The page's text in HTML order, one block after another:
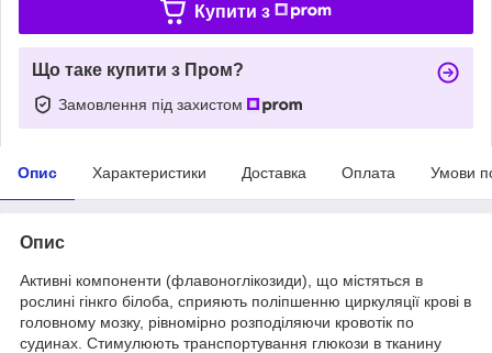
Купити з
Що таке купити з Пром?
Замовлення під захистом
Опис Характеристики Доставка Оплата Умови
Опис
Активні компоненти (флавоноглікозиди), що містяться в
рослині гінкго білоба, сприяють поліпшенню циркуляції крові в
головному мозку, рівномірно розподіляючи кровотік по
судинах. Стимулюють транспортування глюкози в тканину